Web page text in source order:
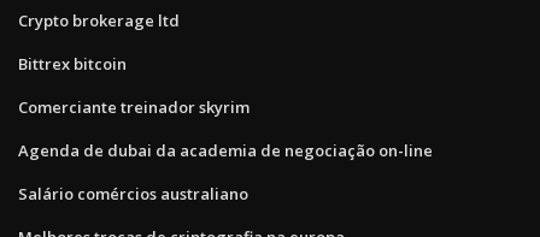
Crypto brokerage ltd
Bittrex bitcoin
Comerciante treinador skyrim
Agenda de dubai da academia de negociação on-line
Salário comércios australiano